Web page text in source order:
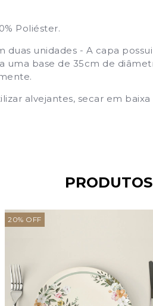
Poliéster.
duas unidades - A capa
uma base de 35cm de
alvejantes, secar em
20% OFF